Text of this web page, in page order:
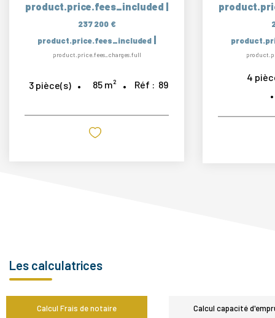
product.price.fees_included |
237 200 €
product.price.fees_included |
product.price.fees_charges.full
3 pièce(s) 85 m² Réf : 89
4
Les calculatrices
Calcul Frais de notaire Calcul capacité